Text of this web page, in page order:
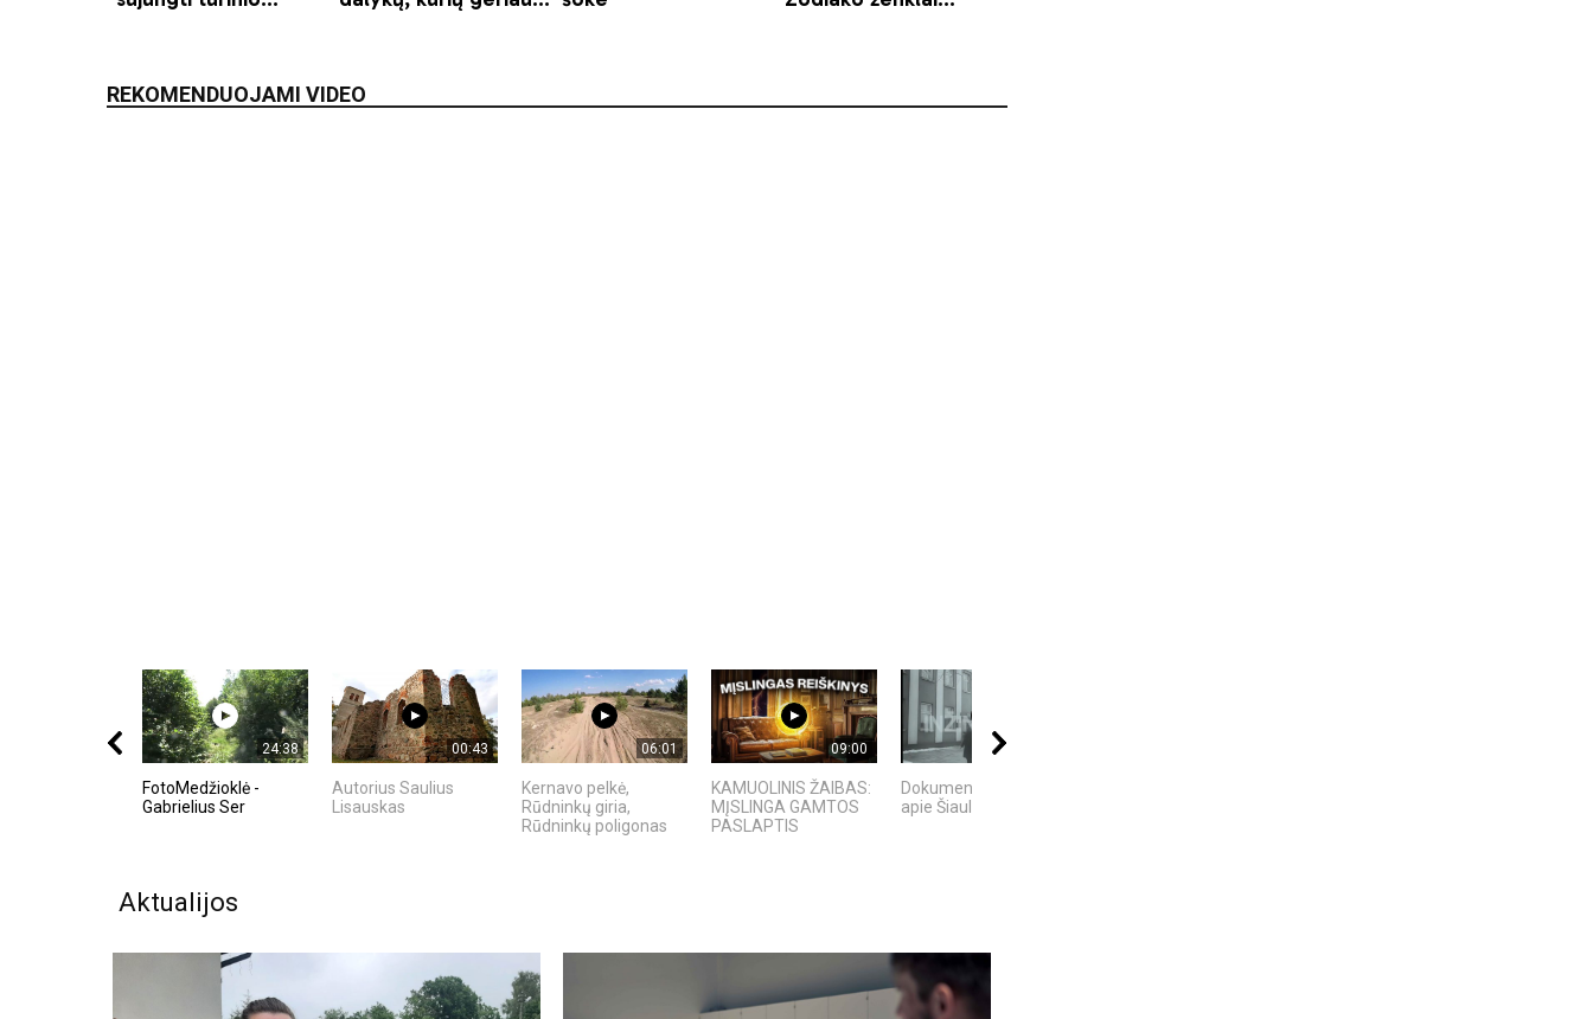
REKOMENDUOJAMI VIDEO
24:38
FotoMedžioklė -
Gabrielius Ser
00:43
Autorius Saulius
Lisauskas
06:01
Kernavo pelkė,
Rūdninkų giria,
Rūdninkų poligonas
09:00
KAMUOLINIS ŽAIBAS:
MĮSLINGA GAMTOS
PASLAPTIS
Dokumentinis filmas
apie Šiaulių inžinierius
Aktualijos